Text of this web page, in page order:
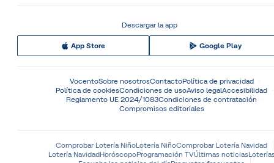
Descargar la app
App Store Google Play
VocentoSobre nosotrosContactoPolítica de privacidad
Política de cookiesCondiciones de usoAviso legalAccesibilidad
Reglamento UE 2024/1083Condiciones de contratación
Compromisos editoriales
Comprobar Lotería NiñoLotería NiñoComprobar Lotería Navidad
Lotería NavidadHoróscopoProgramación TVÚltimas noticias